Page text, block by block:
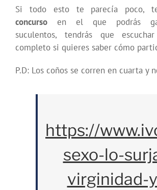
Si todo esto te parecía poco,
concurso en el que podrás
suculentos, tendrás que
completo si quieres saber cómo
P.D: Los coños se corren en cuarta y
https://
sexo-lo-
virginidad-